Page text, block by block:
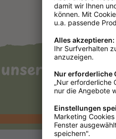
Kunden